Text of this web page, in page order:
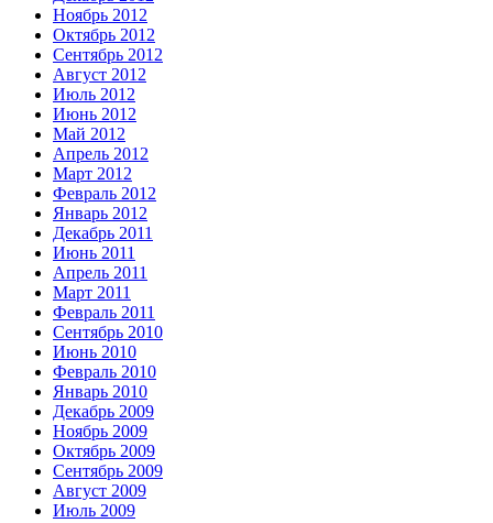
Ноябрь 2012
Октябрь 2012
Сентябрь 2012
Август 2012
Июль 2012
Июнь 2012
Май 2012
Апрель 2012
Март 2012
Февраль 2012
Январь 2012
Декабрь 2011
Июнь 2011
Апрель 2011
Март 2011
Февраль 2011
Сентябрь 2010
Июнь 2010
Февраль 2010
Январь 2010
Декабрь 2009
Ноябрь 2009
Октябрь 2009
Сентябрь 2009
Август 2009
Июль 2009